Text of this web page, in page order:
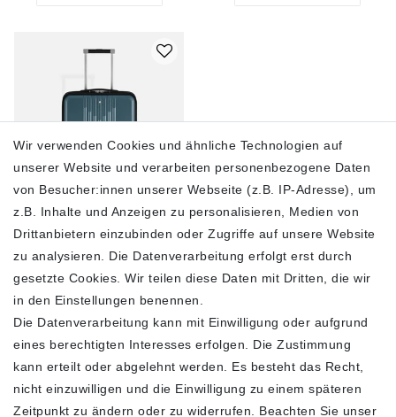
Montblanc
Kabinenkoffer MY4810
950,00 € 690,00 €
Versandkosten
Wir verwenden Cookies und ähnliche Technologien auf
unserer Website und verarbeiten personenbezogene Daten
von Besucher:innen unserer Webseite (z.B. IP-Adresse), um
z.B. Inhalte und Anzeigen zu personalisieren, Medien von
Drittanbietern einzubinden oder Zugriffe auf unsere Website
zu analysieren. Die Datenverarbeitung erfolgt erst durch
gesetzte Cookies. Wir teilen diese Daten mit Dritten, die wir
in den Einstellungen benennen.
Die Datenverarbeitung kann mit Einwilligung oder aufgrund
eines berechtigten Interesses erfolgen. Die Zustimmung
kann erteilt oder abgelehnt werden. Es besteht das Recht,
nicht einzuwilligen und die Einwilligung zu einem späteren
Zeitpunkt zu ändern oder zu widerrufen. Beachten Sie unser